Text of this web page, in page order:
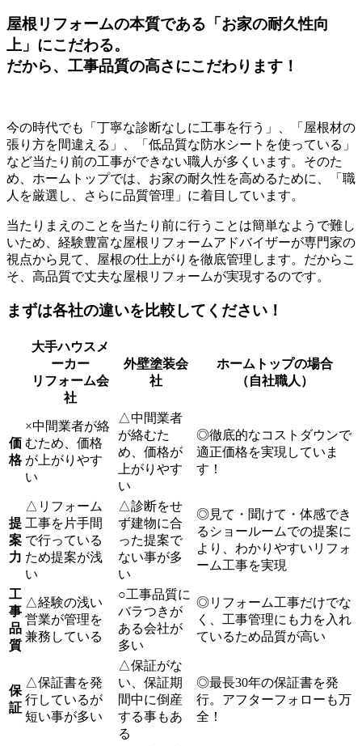
屋根リフォームの本質である「お家の耐久性向
上」にこだわる。
だから、工事品質の高さにこだわります！
今の時代でも「丁寧な診断なしに工事を行う」、「屋根材の
張り方を間違える」、「低品質な防水シートを使っている」
など当たり前の工事ができない職人が多くいます。そのた
め、ホームトップでは、お家の耐久性を高めるために、「職
人を厳選し、さらに品質管理」に着目しています。
当たりまえのことを当たり前に行うことは簡単なようで難し
いため、経験豊富な屋根リフォームアドバイザーが専門家の
視点から見て、屋根の仕上がりを徹底管理します。だからこ
そ、高品質で丈夫な屋根リフォームが実現するのです。
まずは各社の違いを比較してください！
大手ハウスメ
ーカー
リフォーム会
社
外壁塗装会
社
ホームトップの場合
（自社職人）
価
格
×中間業者が絡
むため、価格
が上がりやす
い
△中間業者
が絡むた
め、価格が
上がりやす
い
◎徹底的なコストダウンで
適正価格を実現していま
す！
提
案
力
△ リフォーム
工事を片手間
で行っている
ため提案が浅
い
△診断をせ
ず建物に合
った提案で
ない事が多
い
◎見て・聞けて・体感でき
るショールームでの提案に
より、わかりやすいリフォ
ーム工事を実現
工
事
品
質
△経験の浅い
営業が管理を
兼務している
○工事品質に
バラつきが
ある会社が
多い
◎リフォーム工事だけでな
く、工事管理にも力を入れ
ているため品質が高い
保
証
△保証書を発
行しているが
短い事が多い
△保証がな
い、保証期
間中に倒産
する事もあ
る
◎最長30年の保証書を発
行。アフターフォローも万
全！